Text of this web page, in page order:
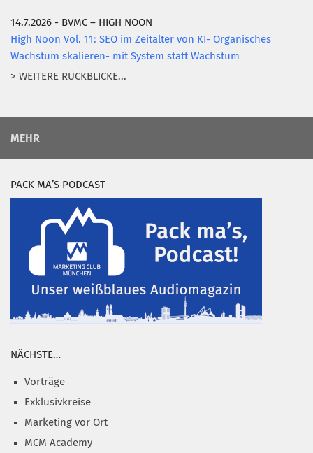
14.7.2026 - BVMC – HIGH NOON
High Noon Vol. 11: SEO im Zeitalter von KI- Organisches
Wachstum skalieren- mit System statt Wachstum
> WEITERE RÜCKBLICKE...
MEHR
PACK MA’S PODCAST
NÄCHSTE…
Vorträge
Exklusivkreise
Marketing vor Ort
MCM Academy